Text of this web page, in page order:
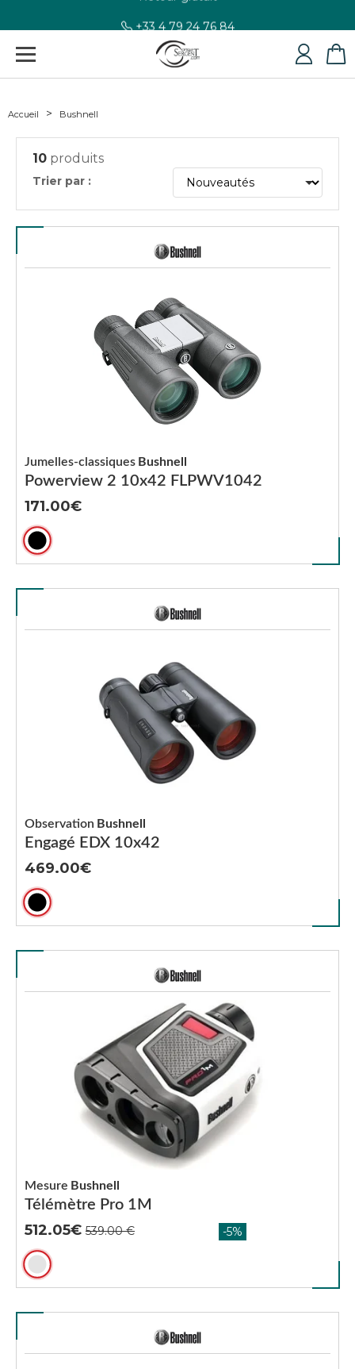
+33 4 79 24 76 84
Accueil Bushnell
10 produits
Trier par :
Powerview 2 10x42 FLPWV1042
Jumelles-classiques Bushnell
171.00
Engagé EDX 10x42
Observation Bushnell
469.00
Télémètre Pro 1M
Mesure Bushnell
512.05